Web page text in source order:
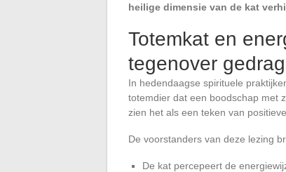
heilige dimensie van de kat
Totemkat en
tegenover
In hedendaagse spirituele
totemdier dat een boodschap met
zien het als een teken van
De voorstanders van deze lezing
De kat percepeert de